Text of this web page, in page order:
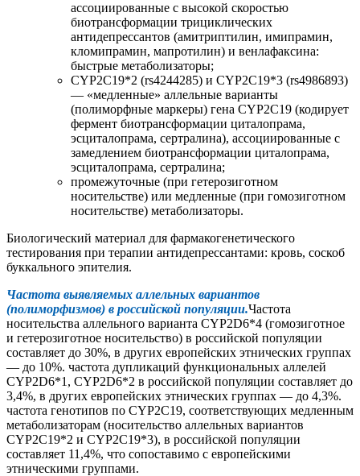
ассоциированные с высокой скоростью
биотрансформации трициклических
антидепрессантов (амитриптилин, имипрамин,
кломипрамин, мапротилин) и венлафаксина:
быстрые метаболизаторы;
CYP2C19*2 (rs4244285) и CYP2C19*3 (rs4986893)
— «медленные» аллельные варианты
(полиморфные маркеры) гена CYP2С19 (кодирует
фермент биотрансформации циталопрама,
эсциталопрама, сертралина), ассоциированные с
замедлением биотрансформации циталопрама,
эсциталопрама, сертралина;
промежуточные (при гетерозиготном
носительстве) или медленные (при гомозиготном
носительстве) метаболизаторы.
Биологический материал для фармакогенетического
тестирования при терапии антидепрессантами: кровь, соскоб
буккального эпителия.
Частота выявляемых аллельных вариантов
(полиморфизмов) в российской популяции.Частота
носительства аллельного варианта CYP2D6*4 (гомозиготное
и гетерозиготное носительство) в российской популяции
составляет до 30%, в других европейских этнических группах
— до 10%. частота дупликаций функциональных аллелей
CYP2D6*1, CYP2D6*2 в российской популяции составляет до
3,4%, в других европейских этнических группах — до 4,3%.
частота генотипов по CYP2C19, соответствующих медленным
метаболизаторам (носительство аллельных вариантов
CYP2C19*2 и CYP2C19*3), в российской популяции
составляет 11,4%, что сопоставимо с европейскими
этническими группами.